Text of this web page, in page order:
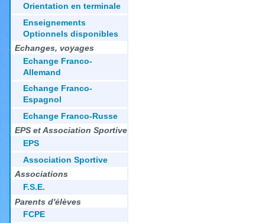
Orientation en terminale
Enseignements
Optionnels disponibles
Echanges, voyages
Echange Franco-
Allemand
Echange Franco-
Espagnol
Echange Franco-Russe
EPS et Association Sportive
EPS
Association Sportive
Associations
F.S.E.
Parents d'élèves
FCPE